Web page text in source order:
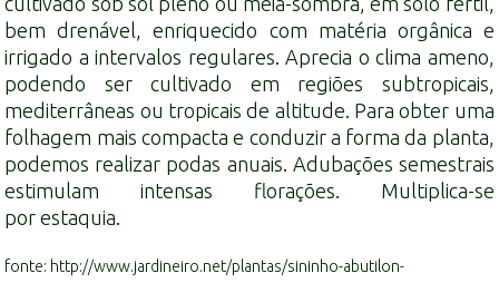
bem drenável, enriquecido com matéria orgânica e
irrigado a intervalos regulares. Aprecia oclima ameno,
podendo ser cultivado em regiões subtropicais,
mediterrâneas ou tropicais de altitude. Para obter uma
folhagem mais compacta e conduzir a forma da planta,
podemos realizar podas anuais. Adubações semestrais
estimulam intensas florações. Multiplica-se
porestaquia.
fonte: http://www.jardineiro.net/plantas/sininho-abutilon-